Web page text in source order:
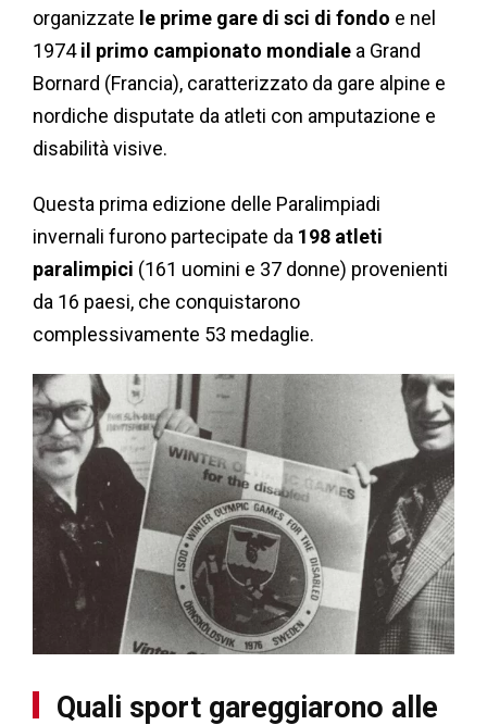
organizzate le prime gare di sci di fondo e nel
1974il primo campionato mondiale a Grand
Bornard (Francia), caratterizzato da gare alpine e
nordiche disputate da atleti con amputazione e
disabilità visive.
Questa prima edizione delle Paralimpiadi
invernali furono partecipate da 198 atleti
paralimpici (161 uomini e 37 donne) provenienti
da 16 paesi, che conquistarono
complessivamente 53 medaglie.
Quali sport gareggiarono alle